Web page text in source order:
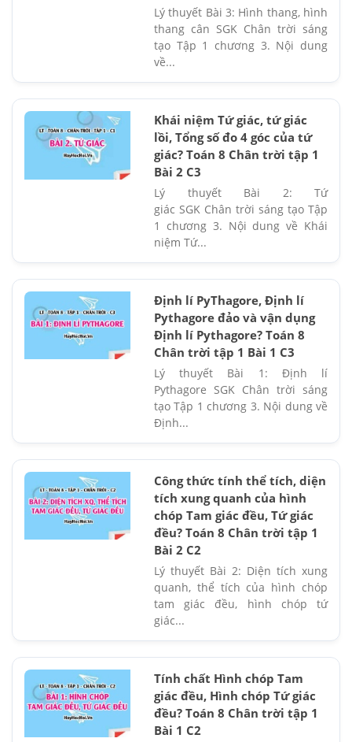
Lý thuyết Bài 3: Hình thang, hình
thang cân SGK Chân trời sáng
tạo Tập 1 chương 3. Nội dung
về...
Khái niệm Tứ giác, tứ giác
lồi, Tổng số đo 4 góc của tứ
giác? Toán 8 Chân trời tập 1
Bài 2 C3
Lý thuyết Bài 2: Tứ
giác SGK Chân trời sáng tạo Tập
1 chương 3. Nội dung về Khái
niệm Tứ...
Định lí PyThagore, Định lí
Pythagore đảo và vận dụng
Định lí Pythagore? Toán 8
Chân trời tập 1 Bài 1 C3
Lý thuyết Bài 1: Định lí
Pythagore SGK Chân trời sáng
tạo Tập 1 chương 3. Nội dung về
Định...
Công thức tính thể tích, diện
tích xung quanh của hình
chóp Tam giác đều, Tứ giác
đều? Toán 8 Chân trời tập 1
Bài 2 C2
Lý thuyết Bài 2: Diện tích xung
quanh, thể tích của hình chóp
tam giác đều, hình chóp tứ
giác...
Tính chất Hình chóp Tam
giác đều, Hình chóp Tứ giác
đều? Toán 8 Chân trời tập 1
Bài 1 C2